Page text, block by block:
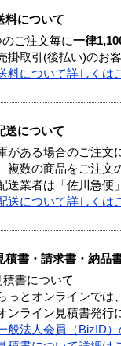
料について
のご注文毎に一律
掛取引(後払い)のお
料について詳しくは
送について
がある場合のご注文
複数の商品をご注文
送業者は「佐川急便
送について詳しくは
積書・請求書・納品
積書について
っとオンラインでは
ンライン見積書発行
般法人会員（BizID